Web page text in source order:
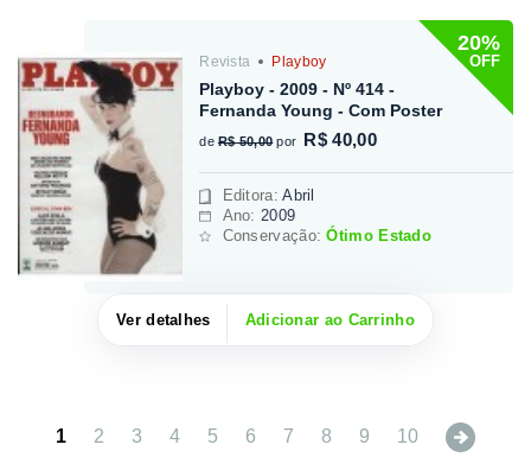
20%
OFF
Revista Playboy
Playboy - 2009 - Nº 414 -
Fernanda Young - Com Poster
de R$ 50,00 por R$ 40,00
Editora:Abril
Ano: 2009
Conservação:Ótimo Estado
Ver detalhes Adicionar ao Carrinho
1 2 3 4 5 6 7 8 9 10 Next